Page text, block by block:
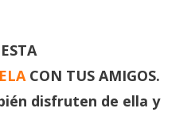
CON TUS AMIGOS.
disfruten de ella y